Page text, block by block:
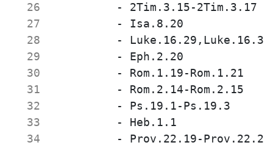
  26
  27
  28
  29
  30
  31
  32
  33
  34
- 2Tim.3.15-2Tim.3.17
- Isa.8.20
- Luke.16.29,Luke.16.31
- Eph.2.20
- Rom.1.19-Rom.1.21
- Rom.2.14-Rom.2.15
- Ps.19.1-Ps.19.3
- Heb.1.1
- Prov.22.19-Prov.22.21